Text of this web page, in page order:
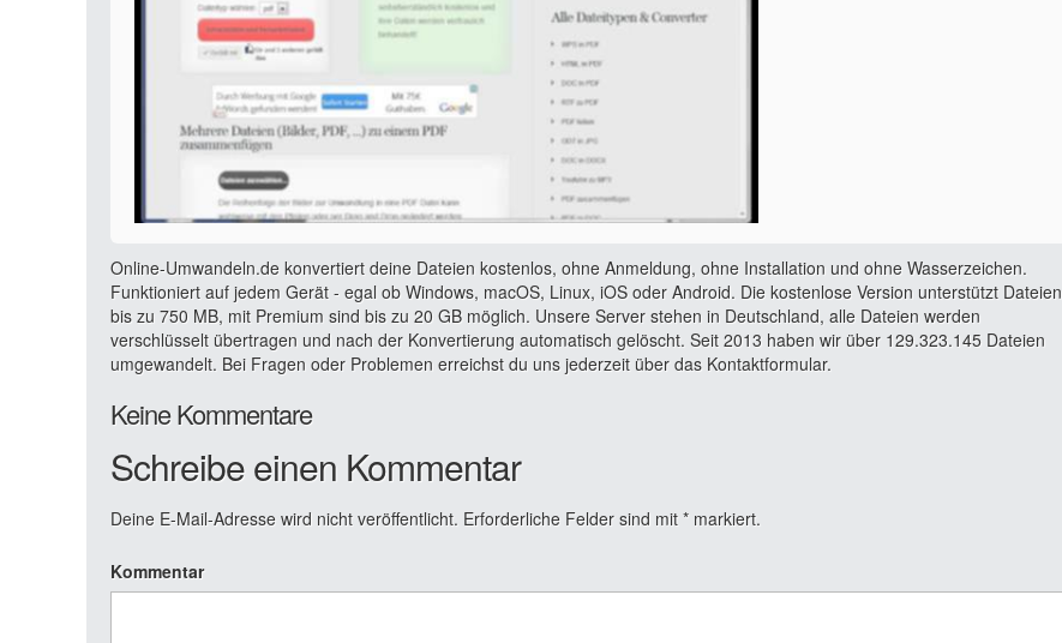
Online-Umwandeln.de konvertiert deine Dateien kostenlos, ohne Anmeldung, ohne Installation und ohne Wasserzeichen.
Funktioniert auf jedem Gerät - egal ob Windows, macOS, Linux, iOS oder Android. Die kostenlose Version unterstützt Dateien
bis zu 750 MB, mit Premium sind bis zu 20 GB möglich. Unsere Server stehen in Deutschland, alle Dateien werden
verschlüsselt übertragen und nach der Konvertierung automatisch gelöscht. Seit 2013 haben wir über 129.323.145 Dateien
umgewandelt. Bei Fragen oder Problemen erreichst du uns jederzeit über das Kontaktformular.
Keine Kommentare
Schreibe einen Kommentar
Deine E-Mail-Adresse wird nicht veröffentlicht. Erforderliche Felder sind mit * markiert.
Kommentar